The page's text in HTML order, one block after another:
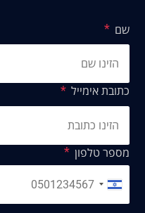
שם
כתובת אימייל
מספר טלפון